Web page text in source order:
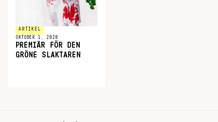
ARTIKEL
OKTOBER 1, 2020
PREMIÄR FÖR DEN
GRÖNE SLAKTAREN